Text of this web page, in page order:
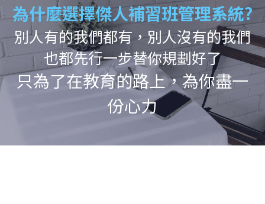
為什麼選擇傑人補習班管理系統?
別人有的我們都有，別人沒有的我們
也都先行一步替你規劃好了
只為了在教育的路上，為你盡一
份心力